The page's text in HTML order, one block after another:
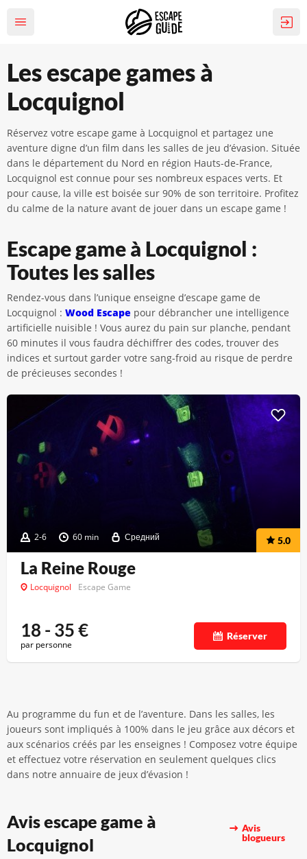
Les escape games à
Locquignol
Réservez votre escape game à Locquignol et partagez une
aventure digne d’un film dans les salles de jeu d’évasion. Située
dans le département du Nord en région Hauts-de-France,
Locquignol est connue pour ses nombreux espaces verts. Et
pour cause, la ville est boisée sur 90% de son territoire. Profitez
du calme de la nature avant de jouer dans un escape game !
Escape game à Locquignol :
Toutes les salles
Rendez-vous dans l’unique enseigne d’escape game de
Locquignol : Wood Escape pour débrancher une intelligence
artificielle nuisible ! Vous aurez du pain sur planche, pendant
60 minutes il vous faudra déchiffrer des codes, trouver des
indices et surtout garder votre sang-froid au risque de perdre
de précieuses secondes !
2-6 60 min Средний 5.0
La Reine Rouge
Locquignol Escape Game
18 - 35€
par personne
Réserver
Au programme du fun et de l’aventure. Dans les salles, les
joueurs sont impliqués à 100% dans le jeu grâce aux décors et
aux scénarios créés par les enseignes ! Composez votre équipe
et effectuez votre réservation en seulement quelques clics
dans notre annuaire de jeux d’évasion !
Avis escape game à
Locquignol
Avis
blogueurs